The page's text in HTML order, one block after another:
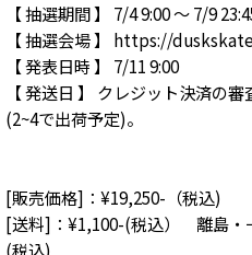
【 抽選期間 】 7/4 9:00 〜 7/9
【 抽選会場 】 https://
【 発表日時 】 7/11 9:00
【 発送日 】 クレジット決済の
(2~4で出荷予定)。
[販売価格]：¥19,250-（税込)
[送料]：¥1,100-(税込） 離島・
(税込)